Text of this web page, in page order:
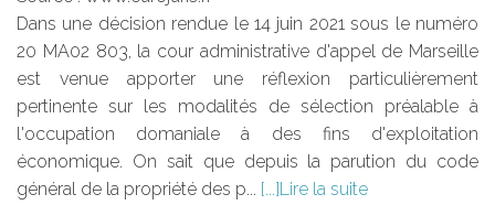
Dans une décision rendue le 14 juin 2021 sous le numéro
20 MA02 803, la cour administrative d'appel de Marseille
est venue apporter une réflexion particulièrement
pertinente sur les modalités de sélection préalable à
l'occupation domaniale à des fins d'exploitation
économique. On sait que depuis la parution du code
général de la propriété des p...
Lire la suite